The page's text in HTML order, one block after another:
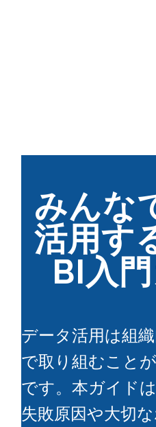
みんな
活用す
BI入
データ活用は組
で取り組むこと
です。本ガイド
失敗原因や大切